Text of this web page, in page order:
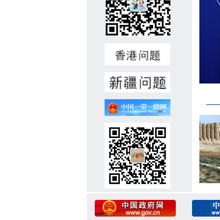
人)1、土库曼斯坦公民，可合
法全日制工作。2、年龄40周
岁以下，男性，身心健康，无
中及以上学历，熟练用俄语、
维修技能。懂汉语者优先，有
相关工作经验者优先。4、积
极负责、认真细致，具备良好
沟通协作能力。5、录用后可
个人简历(中/俄文，附电话号
码、电子邮箱地址);(二)国
内、国外护照复印件;(三)学历
和职业技能证明(毕业证、学
位证、语言水平测试证书、职
(四)近期彩色证件照1张。注:
我馆收集以上材料仅用于招聘